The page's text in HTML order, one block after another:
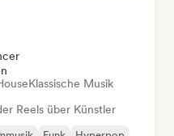
Klassische Musik
Reels über Künstler